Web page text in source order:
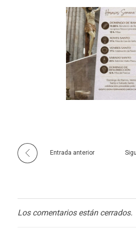
Entrada anterior
Los comentarios están cerrados.